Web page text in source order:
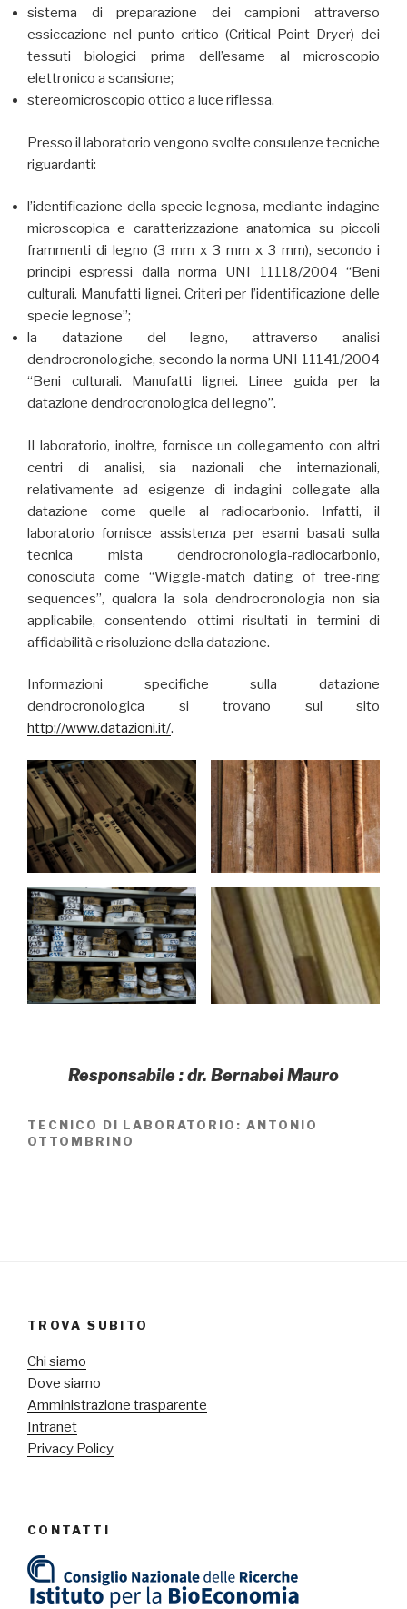
sistema di preparazione dei campioni attraverso
essiccazione nel punto critico (Critical Point Dryer) dei
tessuti biologici prima dell’esame al microscopio
elettronico a scansione;
stereomicroscopio ottico a luce riflessa.
Presso il laboratorio vengono svolte consulenze tecniche
riguardanti:
l’identificazione della specie legnosa, mediante indagine
microscopica e caratterizzazione anatomica su piccoli
frammenti di legno (3 mm x 3 mm x 3 mm), secondo i
principi espressi dalla norma UNI 11118/2004 “Beni
culturali. Manufatti lignei. Criteri per l’identificazione delle
specie legnose”;
la datazione del legno, attraverso analisi
dendrocronologiche, secondo la norma UNI 11141/2004
“Beni culturali. Manufatti lignei. Linee guida per la
datazione dendrocronologica del legno”.
Il laboratorio, inoltre, fornisce un collegamento con altri
centri di analisi, sia nazionali che internazionali,
relativamente ad esigenze di indagini collegate alla
datazione come quelle al radiocarbonio. Infatti, il
laboratorio fornisce assistenza per esami basati sulla
tecnica mista dendrocronologia-radiocarbonio,
conosciuta come “Wiggle-match dating of tree-ring
sequences”, qualora la sola dendrocronologia non sia
applicabile, consentendo ottimi risultati in termini di
affidabilità e risoluzione della datazione.
Informazioni specifiche sulla datazione
dendrocronologica si trovano sul sito
http://www.datazioni.it/.
Responsabile : dr. Bernabei Mauro
TECNICO DI LABORATORIO: ANTONIO
OTTOMBRINO
TROVA SUBITO
Chi siamo
Dove siamo
Amministrazione trasparente
Intranet
Privacy Policy
CONTATTI